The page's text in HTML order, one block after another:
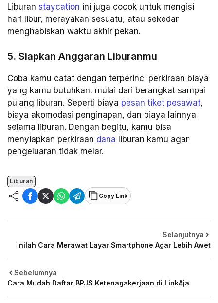
Liburan staycation ini juga cocok untuk mengisi
hari libur, merayakan sesuatu, atau sekedar
menghabiskan waktu akhir pekan.
5. Siapkan Anggaran Liburanmu
Coba kamu catat dengan terperinci perkiraan biaya
yang kamu butuhkan, mulai dari berangkat sampai
pulang liburan. Seperti biaya pesan tiket pesawat,
biaya akomodasi penginapan, dan biaya lainnya
selama liburan. Dengan begitu, kamu bisa
menyiapkan perkiraan dana liburan kamu agar
pengeluaran tidak melar.
Liburan
Copy Link
Sebelumnya
Cara Mudah Daftar BPJS Ketenagakerjaan di LinkAja
Selanjutnya
Inilah Cara Merawat Layar Smartphone Agar Lebih Awet